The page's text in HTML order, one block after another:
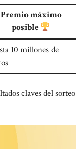
Premio máximo
posible
10 millones de
claves del sorteo